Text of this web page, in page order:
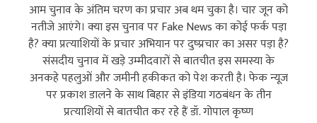
आम चुनाव के अंतिम चरण का प्रचार अब थम चुका है। चार जून को
नतीजे आएंगे। क्‍या इस चुनाव पर Fake News का कोई फर्क पड़ा
है? क्‍या प्रत्‍याशियों के प्रचार अभियान पर दुष्‍प्रचार का असर पड़ा है?
संसदीय चुनाव में खड़े उम्मीदवारों से बातचीत इस समस्या के
अनकहे पहलुओं और जमीनी हकीकत को पेश करती है। फेक न्‍यूज
पर प्रकाश डालने के साथ बिहार से इंडिया गठबंधन के तीन
प्रत्‍याशियों से बातचीत कर रहे हैं डॉ. गोपाल कृष्‍ण